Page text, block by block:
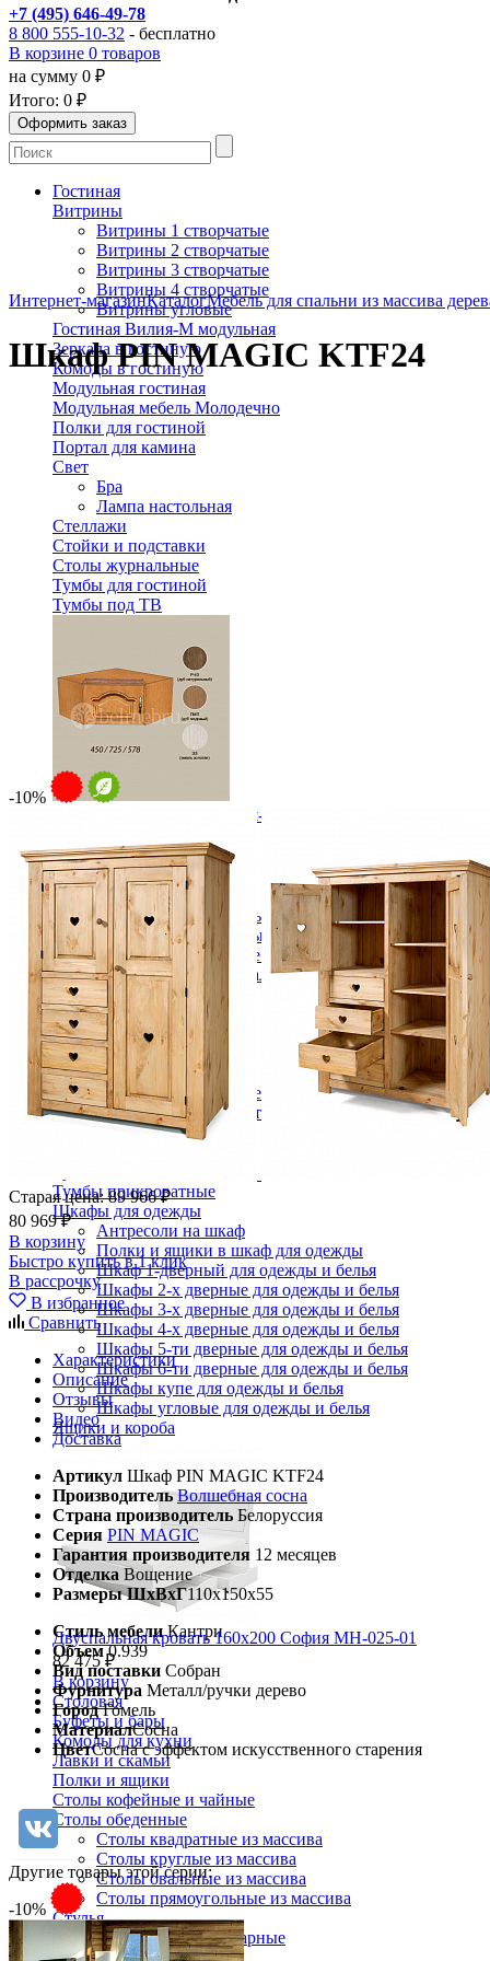
+7 (495) 646-49-78
8 800 555-10-32 - бесплатно
В корзине 0 товаров
на сумму 0 ₽
Итого: 0 ₽
Гостиная
Витрины
Витрины 1 створчатые
Витрины 2 створчатые
Витрины 3 створчатые
Витрины 4 створчатые
Витрины угловые
Гостиная Вилия-М модульная
Зеркала в гостиную
Комоды в гостиную
Модульная гостиная
Модульная мебель Молодечно
Полки для гостиной
Портал для камина
Свет
Бра
Лампа настольная
Стеллажи
Стойки и подставки
Столы журнальные
Тумбы для гостиной
Тумбы под ТВ
Модульная гостиная Вилия-М Секция антресольная №12
Спальня
Деревянные кровати с подъемным механизмом
Кровати односпальные с подъемным механизмом
Кровати двуспальные с подъемным механизмом
Кровати полутороспальные с подъемным
Зеркала
Комоды
Кровати двуспальные
Кровати металлические
Кровати односпальные
Кровати полутороспальные
Решетки и настилы под матрас
Спальные гарнитуры
Тумбы прикроватные
Шкафы для одежды
Антресоли на шкаф
Полки и ящики в шкаф для одежды
Шкаф 1-дверный для одежды и белья
Шкафы 2-х дверные для одежды и белья
Шкафы 3-х дверные для одежды и белья
Шкафы 4-х дверные для одежды и белья
Шкафы 5-ти дверные для одежды и белья
Шкафы 6-ти дверные для одежды и белья
Шкафы купе для одежды и белья
Шкафы угловые для одежды и белья
Ящики и короба
Двуспальная кровать 160х200 София МН-025-01
82 475 ₽
В корзину
Столовая
Буфеты и бары
Комоды для кухни
Лавки и скамьи
Полки и ящики
Столы кофейные и чайные
Столы обеденные
Столы квадратные из массива
Столы круглые из массива
Столы овальные из массива
Столы прямоугольные из массива
Стулья
Стулья барные и столы барные
Интернет-магазинКаталогМебель для спальни из массива
Шкаф PIN MAGIC KTF24
-10%
Старая цена:89 966 ₽
80 969 ₽
В корзину
Быстро купить в 1 клик
В рассрочку
В избранное
Сравнить
Характеристики
Описание
Отзывы
Видео
Доставка
Артикул Шкаф PIN MAGIC KTF24
Производитель Волшебная сосна
Страна производитель Белоруссия
Серия PIN MAGIC
Гарантия производителя 12 месяцев
Отделка Вощение
Размеры ШхВхГ110х150х55
Стиль мебели Кантри
Объем 0.939
Вид поставки Собран
Фурнитура Металл/ручки дерево
Город Гомель
МатериалСосна
ЦветСосна с эффектом искусственного старения
Другие товары этой серии:
-10%